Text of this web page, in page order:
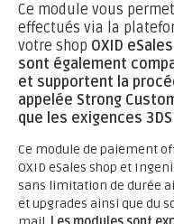
Ce module vous
effectués via la
votre shop OXID
sont également
et supportent la
appelée Strong
que les exigences 3DS
Ce module de paiement
OXID eSales shop et
sans limitation de durée
et upgrades ainsi que du